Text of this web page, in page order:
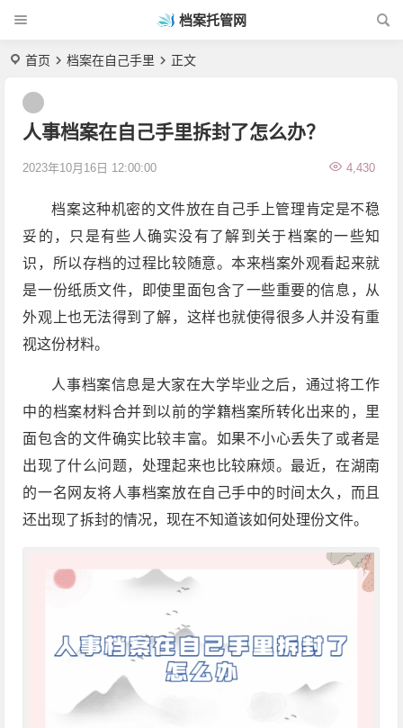
档案托管网
首页 档案在自己手里 正文
人事档案在自己手里拆封了怎么办？
2023年10月16日 12:00:00 4,430
档案这种机密的文件放在自己手上管理肯定是不稳
妥的，只是有些人确实没有了解到关于档案的一些知
识，所以存档的过程比较随意。本来档案外观看起来就
是一份纸质文件，即使里面包含了一些重要的信息，从
外观上也无法得到了解，这样也就使得很多人并没有重
视这份材料。
人事档案信息是大家在大学毕业之后，通过将工作
中的档案材料合并到以前的学籍档案所转化出来的，里
面包含的文件确实比较丰富。如果不小心丢失了或者是
出现了什么问题，处理起来也比较麻烦。最近，在湖南
的一名网友将人事档案放在自己手中的时间太久，而且
还出现了拆封的情况，现在不知道该如何处理份文件。